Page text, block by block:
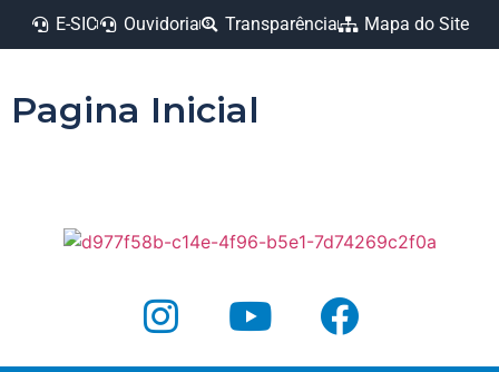
E-SIC Ouvidoria Transparência Mapa do Site
Pagina Inicial